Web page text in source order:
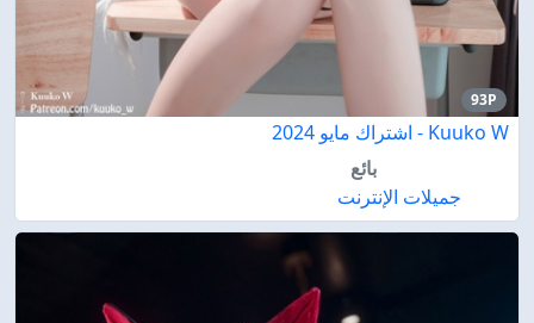
93P
Kuuko W - اشتراك مايو 2024
بائع
جميلات الإنترنت